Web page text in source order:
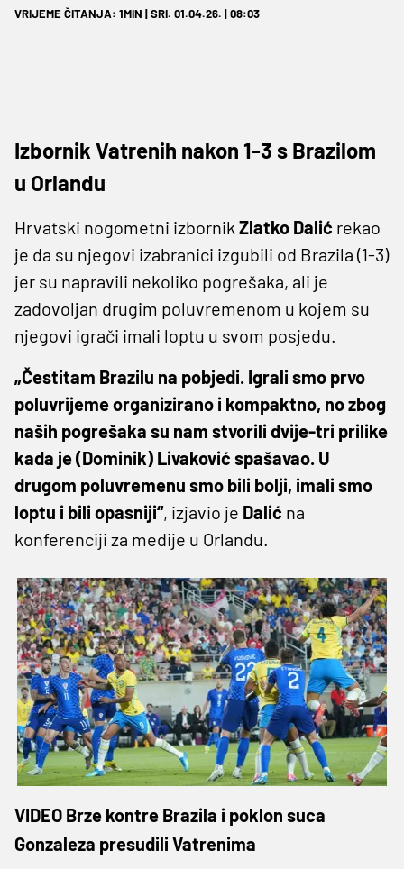
VRIJEME ČITANJA: 1MIN | SRI. 01.04.26. | 08:03
Izbornik Vatrenih nakon 1-3 s Brazilom
u Orlandu
Hrvatski nogometni izbornik Zlatko Dalić rekao
je da su njegovi izabranici izgubili od Brazila (1-3)
jer su napravili nekoliko pogrešaka, ali je
zadovoljan drugim poluvremenom u kojem su
njegovi igrači imali loptu u svom posjedu.
„Čestitam Brazilu na pobjedi. Igrali smo prvo
poluvrijeme organizirano i kompaktno, no zbog
naših pogrešaka su nam stvorili dvije-tri prilike
kada je (Dominik) Livaković spašavao. U
drugom poluvremenu smo bili bolji, imali smo
loptu i bili opasniji“, izjavio je Dalić na
konferenciji za medije u Orlandu.
VIDEO Brze kontre Brazila i poklon suca
Gonzaleza presudili Vatrenima